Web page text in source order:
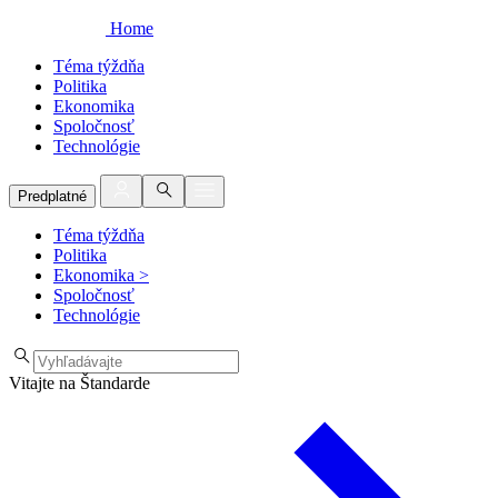
Home
Téma týždňa
Politika
Ekonomika
Spoločnosť
Technológie
Predplatné
Téma týždňa
Politika
Ekonomika >
Spoločnosť
Technológie
Vitajte na Štandarde